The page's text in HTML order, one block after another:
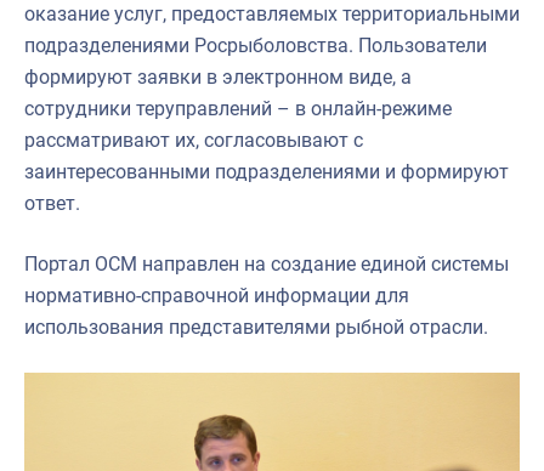
оказание услуг, предоставляемых территориальными
подразделениями Росрыболовства. Пользователи
формируют заявки в электронном виде, а
сотрудники теруправлений – в онлайн-режиме
рассматривают их, согласовывают с
заинтересованными подразделениями и формируют
ответ.
Портал ОСМ направлен на создание единой системы
нормативно-справочной информации для
использования представителями рыбной отрасли.